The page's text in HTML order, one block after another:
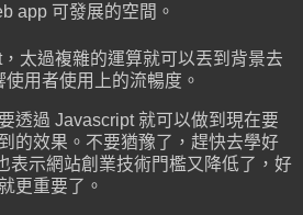
app 可發展的空間。
太過複雜的運算就可以丟到背景去
用者使用上的流暢度。
透過 Javascript 就可以做到現在要
的效果。不要猶豫了，趕快去學好
表示網站創業技術門檻又降低了，好
更重要了。